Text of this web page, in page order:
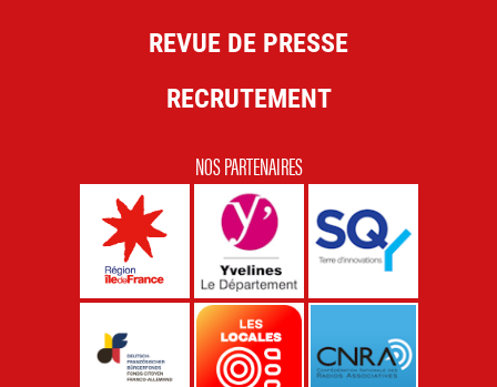
REVUE DE PRESSE
RECRUTEMENT
NOS PARTENAIRES